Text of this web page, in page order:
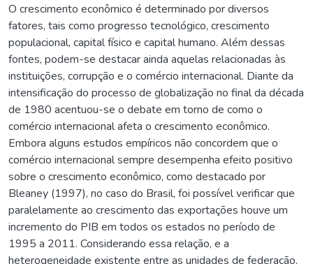
O crescimento econômico é determinado por diversos
fatores, tais como progresso tecnológico, crescimento
populacional, capital físico e capital humano. Além dessas
fontes, podem-se destacar ainda aquelas relacionadas às
instituições, corrupção e o comércio internacional. Diante da
intensificação do processo de globalização no final da década
de 1980 acentuou-se o debate em torno de como o
comércio internacional afeta o crescimento econômico.
Embora alguns estudos empíricos não concordem que o
comércio internacional sempre desempenha efeito positivo
sobre o crescimento econômico, como destacado por
Bleaney (1997), no caso do Brasil, foi possível verificar que
paralelamente ao crescimento das exportações houve um
incremento do PIB em todos os estados no período de
1995 a 2011. Considerando essa relação, e a
heterogeneidade existente entre as unidades de federação,